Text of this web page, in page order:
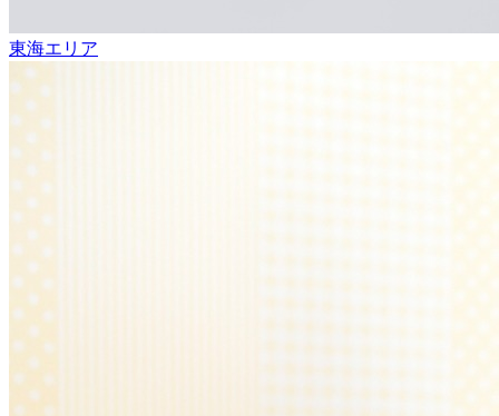
東海エリア